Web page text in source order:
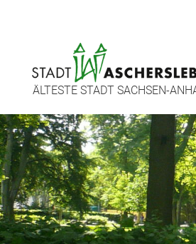
ÄLTESTE STADT SACHSEN-